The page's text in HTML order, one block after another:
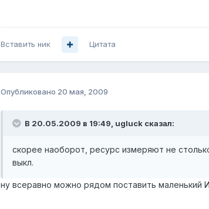
Вставить ник Цитата
Опубликовано 20 мая, 2009
В 20.05.2009 в 19:49, ugluck сказал:
скорее наоборот, ресурс измеряют не
выкл.
ну всеравно можно рядом поставить маленький